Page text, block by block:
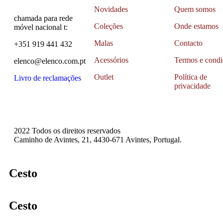
chamada para rede
móvel nacional t:
+351 919 441 432
elenco@elenco.com.pt
Livro de reclamações
Novidades
Coleções
Malas
Acessórios
Outlet
Quem somos
Onde estamos
Contacto
Termos e
Política de
privacidade
2022 Todos os direitos reservados
Caminho de Avintes, 21, 4430-671 Avintes, Portugal.
Cesto
Cesto